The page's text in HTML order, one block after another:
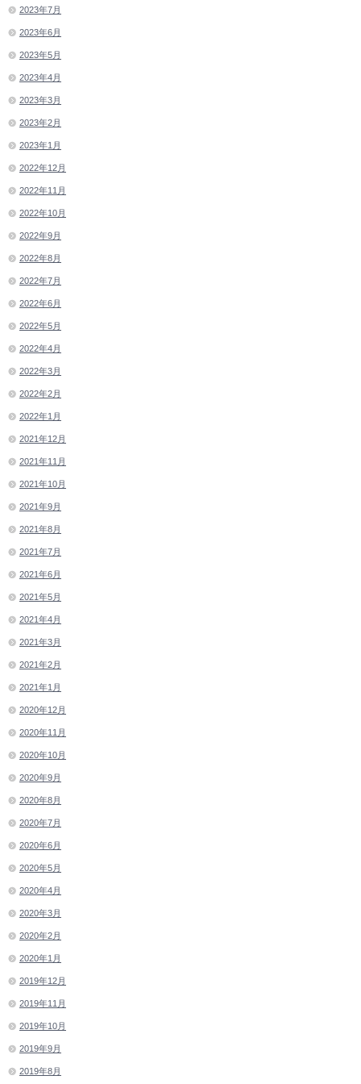
2023年7月
2023年6月
2023年5月
2023年4月
2023年3月
2023年2月
2023年1月
2022年12月
2022年11月
2022年10月
2022年9月
2022年8月
2022年7月
2022年6月
2022年5月
2022年4月
2022年3月
2022年2月
2022年1月
2021年12月
2021年11月
2021年10月
2021年9月
2021年8月
2021年7月
2021年6月
2021年5月
2021年4月
2021年3月
2021年2月
2021年1月
2020年12月
2020年11月
2020年10月
2020年9月
2020年8月
2020年7月
2020年6月
2020年5月
2020年4月
2020年3月
2020年2月
2020年1月
2019年12月
2019年11月
2019年10月
2019年9月
2019年8月